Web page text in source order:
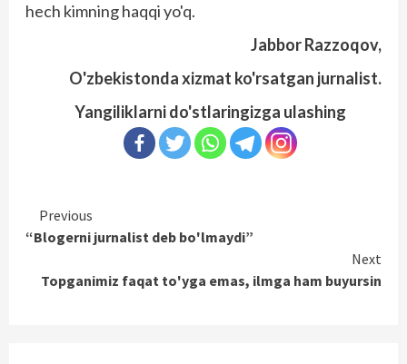
hech kimning haqqi yo'q.
Jabbor Razzoqov,
O'zbekistonda xizmat ko'rsatgan jurnalist.
Yangiliklarni do'stlaringizga ulashing
Continue
Reading
Previous
“Blogerni jurnalist deb bo'lmaydi”
Next
Topganimiz faqat to'yga emas, ilmga ham buyursin